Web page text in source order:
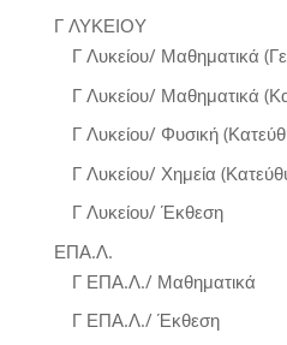
Γ ΛΥΚΕΙΟΥ
Γ Λυκείου/ Μαθηματικά
Γ Λυκείου/ Μαθηματικά
Γ Λυκείου/ Φυσική
Γ Λυκείου/ Χημεία
Γ Λυκείου/ Έκθεση
ΕΠΑ.Λ.
Γ ΕΠΑ.Λ./ Μαθηματικά
Γ ΕΠΑ.Λ./ Έκθεση